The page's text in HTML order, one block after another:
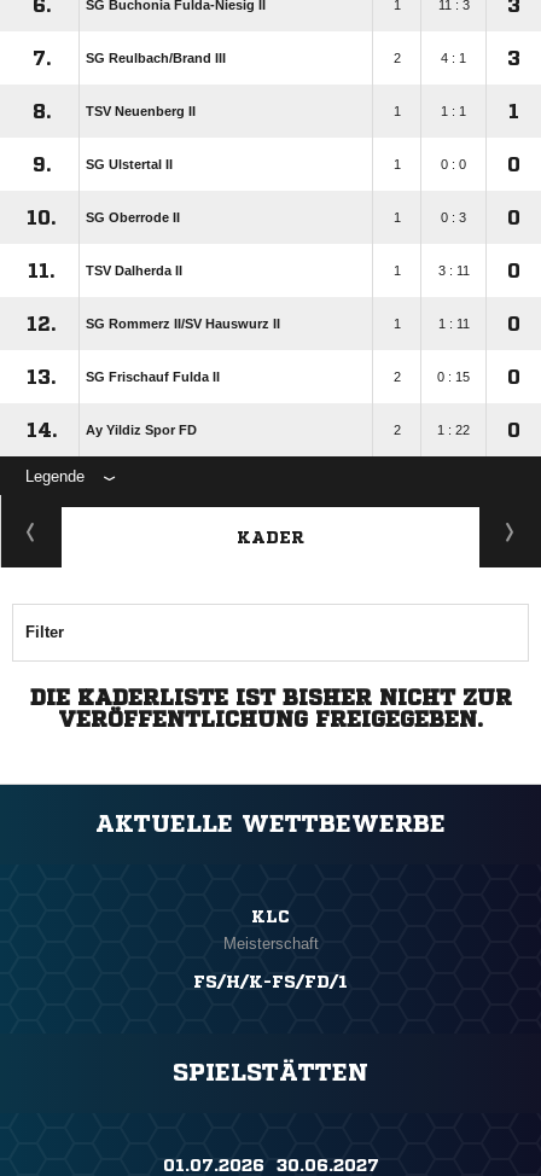
6. SG Buchonia Fulda-Niesig II 1 11 : 3 3
7. SG Reulbach/​Brand III 2 4 : 1 3
8. TSV Neuenberg II 1 1 : 1 1
9. SG Ulstertal II 1 0 : 0 0
10. SG Oberrode II 1 0 : 3 0
11. TSV Dalherda II 1 3 : 11 0
12. SG Rommerz II/​SV Hauswurz II 1 1 : 11 0
13. SG Frischauf Fulda II 2 0 : 15 0
14. Ay Yildiz Spor FD 2 1 : 22 0
Legende
KADER
Filter
DIE KADERLISTE IST BISHER NICHT ZUR
VERÖFFENTLICHUNG FREIGEGEBEN.
AKTUELLE WETTBEWERBE
KLC
Meisterschaft
FS/H/K-FS/FD/1
SPIELSTÄTTEN
01.07.2026 ​ 30.06.2027